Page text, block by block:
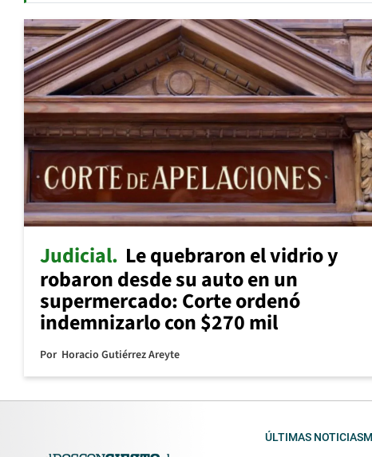
Judicial Le quebraron el vidrio y
robaron desde su auto en un
supermercado: Corte ordenó
indemnizarlo con $270 mil
Por Horacio Gutiérrez Areyte
ÚLTIMAS NOTICIAS